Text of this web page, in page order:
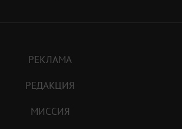
РЕКЛАМА
РЕДАКЦИЯ
МИССИЯ